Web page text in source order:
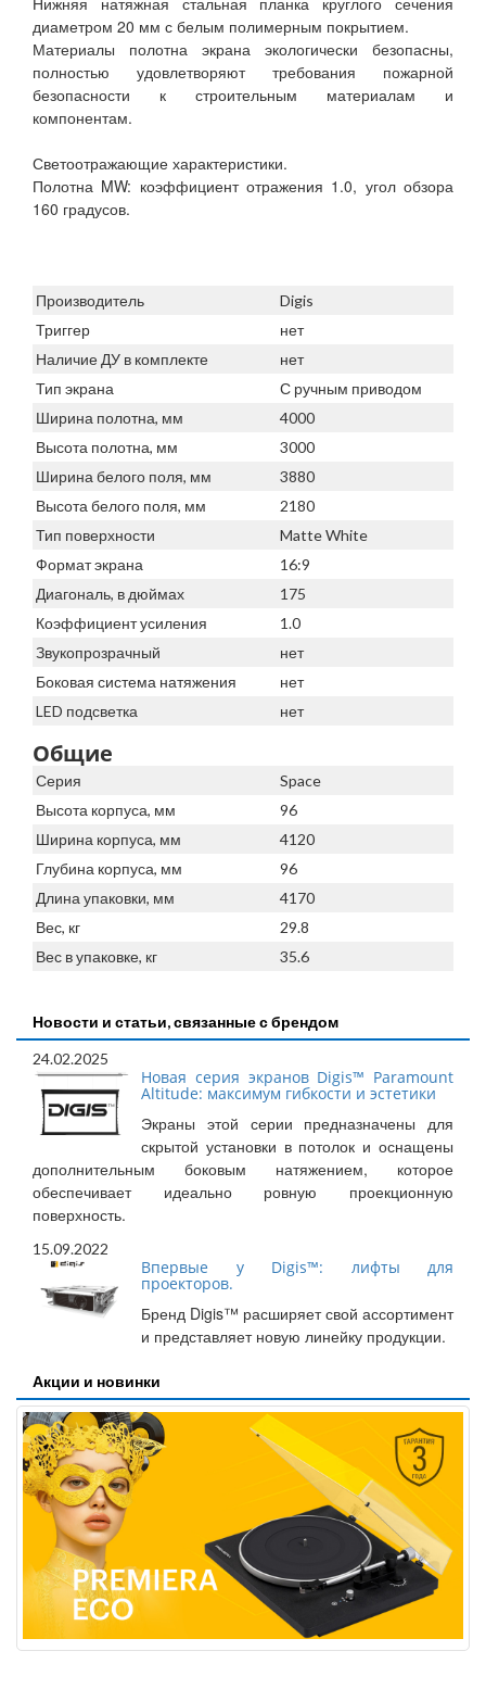
диаметром 20 мм с белым полимерным покрытием.
Материалы полотна экрана экологически безопасны,
полностью удовлетворяют требования пожарной
безопасности к строительным материалам и
компонентам.
Светоотражающие характеристики.
Полотна MW: коэффициент отражения 1.0, угол обзора
160 градусов.
Производитель
Digis
Триггер
нет
Наличие ДУ в комплекте
нет
Тип экрана
С ручным приводом
Ширина полотна, мм
4000
Высота полотна, мм
3000
Ширина белого поля, мм
3880
Высота белого поля, мм
2180
Тип поверхности
Matte White
Формат экрана
16:9
Диагональ, в дюймах
175
Коэффициент усиления
1.0
Звукопрозрачный
нет
Боковая система натяжения
нет
LED подсветка
нет
Общие
Серия
Space
Высота корпуса, мм
96
Ширина корпуса, мм
4120
Глубина корпуса, мм
96
Длина упаковки, мм
4170
Вес, кг
29.8
Вес в упаковке, кг
35.6
Новости и статьи, связанные с брендом
24.02.2025
Новая серия экранов Digis™ Paramount
Altitude: максимум гибкости и эстетики
Экраны этой серии предназначены для
скрытой установки в потолок и оснащены
дополнительным боковым натяжением, которое
обеспечивает идеально ровную проекционную
поверхность.
15.09.2022
Впервые у Digis™: лифты для
проекторов.
Бренд Digis™ расширяет свой ассортимент
и представляет новую линейку продукции.
Акции и новинки